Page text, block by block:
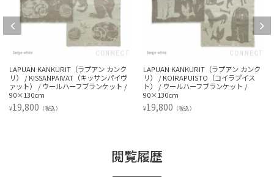
LAPUAN KANKURIT（ラプアン カンク
リ） / KISSANPAIVAT（キッサンパイヴ
ァット） / ウールハーフブランケット /
90×130cm
¥19,800 （税込）
LAPUAN KANKURIT（ラプアン カンク
リ） / KOIRAPUISTO（コイラプイス
ト） / ウールハーフブランケット /
90×130cm
¥19,800 （税込）
閲覧履歴